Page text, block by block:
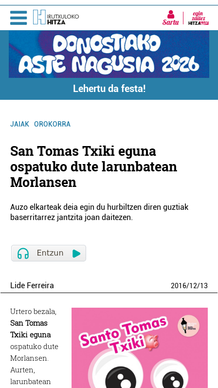
Sartu
Lehertu da festa!
JAIAK OROKORRA
San Tomas Txiki eguna
ospatuko dute larunbatean
Morlansen
Auzo elkarteak deia egin du hurbiltzen diren guztiak
baserritarrez jantzita joan daitezen.
Lide Ferreira 2016/12/13
Urtero bezala,
San Tomas
Txiki eguna
ospatuko dute
Morlansen.
Aurten,
larunbatean